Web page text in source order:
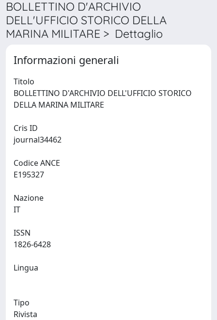
BOLLETTINO D'ARCHIVIO
DELL'UFFICIO STORICO DELLA
MARINA MILITARE > Dettaglio
Informazioni generali
Titolo
BOLLETTINO D'ARCHIVIO DELL'UFFICIO STORICO
Cris ID
Codice ANCE
Nazione
ISSN
Lingua
Tipo
Rivista